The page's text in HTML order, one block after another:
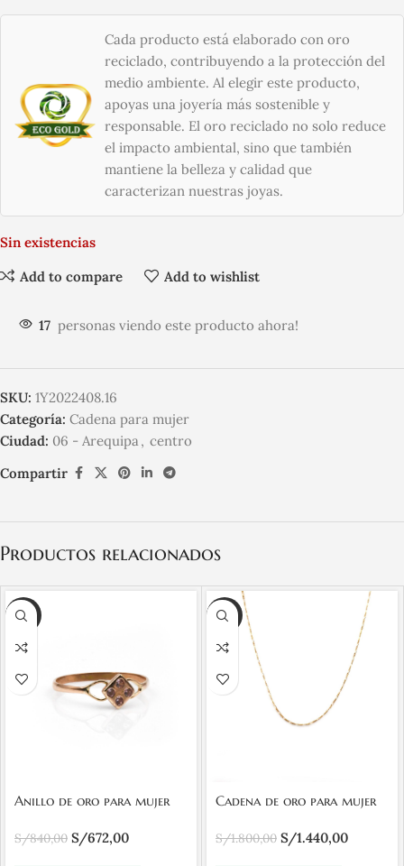
Cada producto está elaborado con oro
reciclado, contribuyendo a la protección del
medio ambiente. Al elegir este producto,
apoyas una joyería más sostenible y
responsable. El oro reciclado no solo reduce
el impacto ambiental, sino que también
mantiene la belleza y calidad que
caracterizan nuestras joyas.
Sin existencias
Add to compare
Add to wishlist
17 personas viendo este producto ahora!
SKU: 1Y2022408.16
Categoría: Cadena para mujer
Ciudad: 06 - Arequipa, centro
Compartir
Productos relacionados
-20%
Anillo de oro para mujer
circones rosados
S/840,00 S/672,00
-20%
Cadena de oro para mujer
seguro gancho simple
S/1.800,00 S/1.440,00